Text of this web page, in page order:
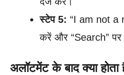
स्टेप 5: “I am not a
करें और “Search”
अलॉटमेंट के बाद क्या होता